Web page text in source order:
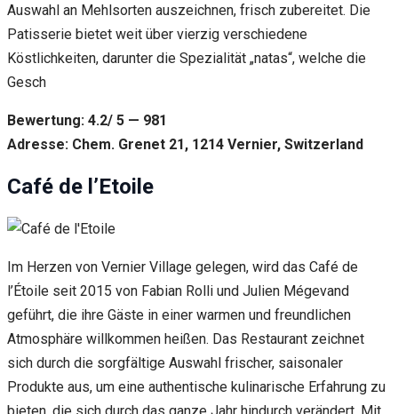
Auswahl an Mehlsorten auszeichnen, frisch zubereitet. Die
Patisserie bietet weit über vierzig verschiedene
Köstlichkeiten, darunter die Spezialität „natas“, welche die
Gesch
Bewertung: 4.2/ 5 — 981
Adresse: Chem. Grenet 21, 1214 Vernier, Switzerland
Café de l’Etoile
Im Herzen von Vernier Village gelegen, wird das Café de
l’Étoile seit 2015 von Fabian Rolli und Julien Mégevand
geführt, die ihre Gäste in einer warmen und freundlichen
Atmosphäre willkommen heißen. Das Restaurant zeichnet
sich durch die sorgfältige Auswahl frischer, saisonaler
Produkte aus, um eine authentische kulinarische Erfahrung zu
bieten, die sich durch das ganze Jahr hindurch verändert. Mit